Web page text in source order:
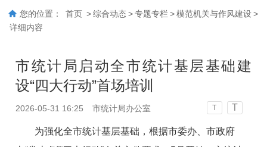
您的位置： 首页 > 综合动态 > 专题专栏 > 模范机关与作风建设 >
详细内容
市统计局启动全市统计基层基础建
设“四大行动”首场培训
2026-05-31 16:25 市统计局办公室 T T
为强化全市统计基层基础，根据市委办、市政府